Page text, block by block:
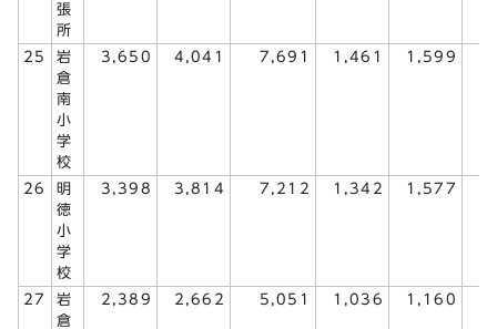
張
所
25
岩
倉
南
小
学
校
3,650 4,041 7,691 1,461 1,599
26
明
徳
小
学
校
3,398 3,814 7,212 1,342 1,577
27
岩
倉
2,389 2,662 5,051 1,036 1,160